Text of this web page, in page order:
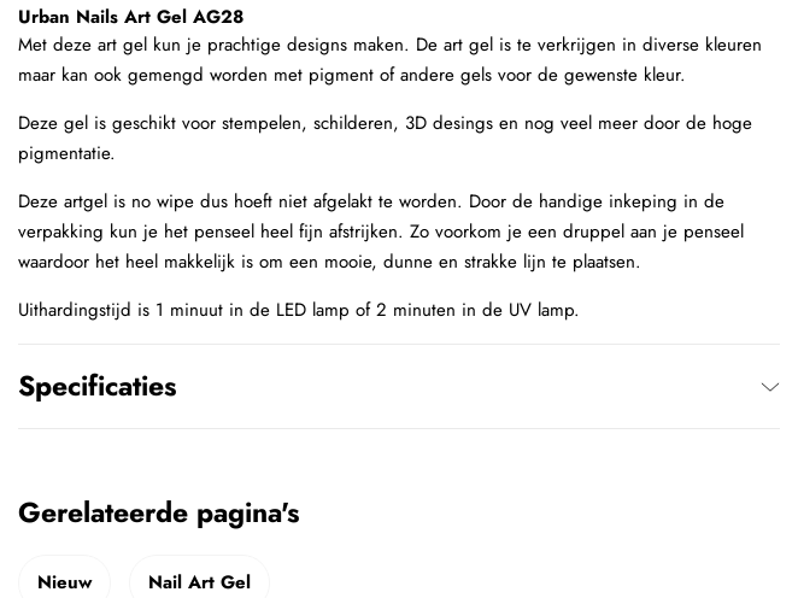
Urban Nails Art Gel AG28
Met deze art gel kun je prachtige designs maken. De art gel is te verkrijgen in diverse kleuren
maar kan ook gemengd worden met pigment of andere gels voor de gewenste kleur.
Deze gel is geschikt voor stempelen, schilderen, 3D desings en nog veel meer door de hoge
pigmentatie.
Deze artgel is no wipe dus hoeft niet afgelakt te worden. Door de handige inkeping in de
verpakking kun je het penseel heel fijn afstrijken. Zo voorkom je een druppel aan je penseel
waardoor het heel makkelijk is om een mooie, dunne en strakke lijn te plaatsen.
Uithardingstijd is 1 minuut in de LED lamp of 2 minuten in de UV lamp.
Specificaties
Gerelateerde pagina's
Nieuw Nail Art Gel